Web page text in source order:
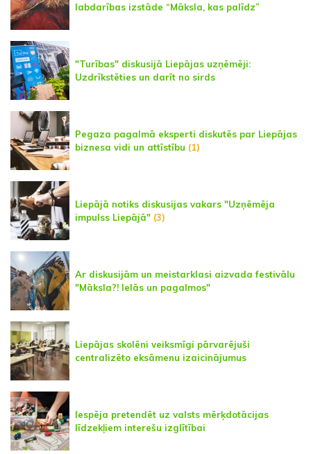
labdarības izstāde “Māksla, kas palīdz”
"Turības" diskusijā Liepājas uzņēmēji:
Uzdrīkstēties un darīt no sirds
Pegaza pagalmā eksperti diskutēs par Liepājas
biznesa vidi un attīstību (1)
Liepājā notiks diskusijas vakars "Uzņēmēja
impulss Liepājā" (3)
Ar diskusijām un meistarklasi aizvada festivālu
"Māksla?! Ielās un pagalmos"
Liepājas skolēni veiksmīgi pārvarējuši
centralizēto eksāmenu izaicinājumus
Iespēja pretendēt uz valsts mērķdotācijas
līdzekļiem interešu izglītībai